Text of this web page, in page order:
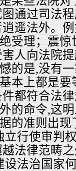
通过司法
遥法外。
受理；震
人向法院
的是,没有
本上都是
都符合法
的命令,这
的准则出
立行使审判
法律范畴
设法治国家